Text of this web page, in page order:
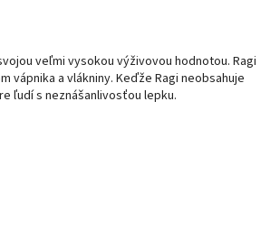
veľmi vysokou výživovou hodnotou. Ragi
vápnika a vlákniny. Keďže Ragi neobsahuje
ľudí s neznášanlivosťou lepku.